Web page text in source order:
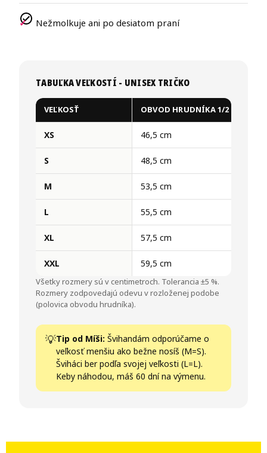
Nežmolkuje ani po desiatom praní
TABUĽKA VEĽKOSTÍ - UNISEX TRIČKO
VEĽKOSŤ OBVOD HRUDNÍKA 1/2
XS 46,5 cm
S 48,5 cm
M 53,5 cm
L 55,5 cm
XL 57,5 cm
XXL 59,5 cm
Všetky rozmery sú v centimetroch. Tolerancia ±5 %.
Rozmery zodpovedajú odevu v rozloženej podobe
(polovica obvodu hrudníka).
Tip od Míši: Švihandám odporúčame o
veľkosť menšiu ako bežne nosíš (M=S).
Šviháci ber podľa svojej veľkosti (L=L).
Keby náhodou, máš 60 dní na výmenu.